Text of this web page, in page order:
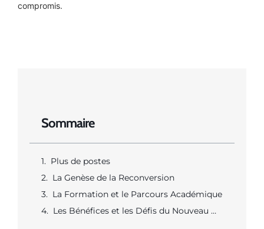
Sommaire
Plus de postes
La Genèse de la Reconversion
La Formation et le Parcours Académique
Les Bénéfices et les Défis du Nouveau Métier
compromis.